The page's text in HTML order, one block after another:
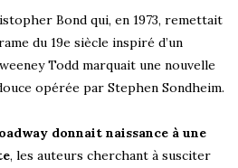
Bond qui, en 1973, remettait
du 19e siècle inspiré d’un
Todd marquait une nouvelle
opérée par Stephen Sondheim.
donnait naissance à une
, les auteurs cherchant à susciter